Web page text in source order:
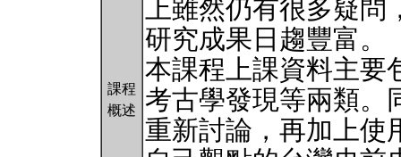
課程
概述
上雖然仍有很多疑問
研究成果日趨豐富。
本課程上課資料主要
考古學發現等兩類。
重新討論，再加上使